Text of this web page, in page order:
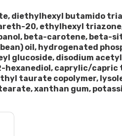
diethylhexyl butamido
20, ethylhexyl
beta-carotene, beta-
oil, hydrogenated
glucoside, disodium
hexanediol, caprylic/​
taurate copolymer,
xanthan gum,